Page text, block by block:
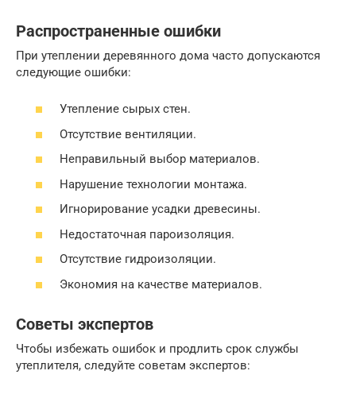
Распространенные ошибки
При утеплении деревянного дома часто допускаются
следующие ошибки:
Утепление сырых стен.
Отсутствие вентиляции.
Неправильный выбор материалов.
Нарушение технологии монтажа.
Игнорирование усадки древесины.
Недостаточная пароизоляция.
Отсутствие гидроизоляции.
Экономия на качестве материалов.
Советы экспертов
Чтобы избежать ошибок и продлить срок службы
утеплителя, следуйте советам экспертов: